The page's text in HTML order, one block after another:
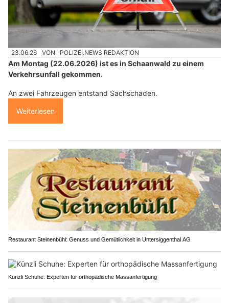
23.06.26 VON POLIZEI.NEWS REDAKTION
Am Montag (22.06.2026) ist es in Schaanwald zu einem
Verkehrsunfall gekommen.
An zwei Fahrzeugen entstand Sachschaden.
Weiterlesen
Restaurant Steinenbühl: Genuss und Gemütlichkeit in Untersiggenthal AG
Künzli Schuhe: Experten für orthopädische Massanfertigung